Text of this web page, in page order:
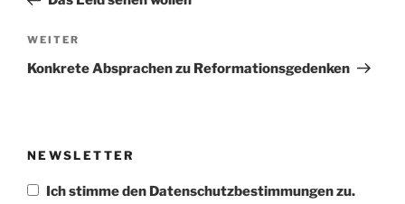
Nächster
Beitrag
WEITER
Konkrete Absprachen zu Reformationsgedenken
NEWSLETTER
Ich stimme den Datenschutzbestimmungen zu.